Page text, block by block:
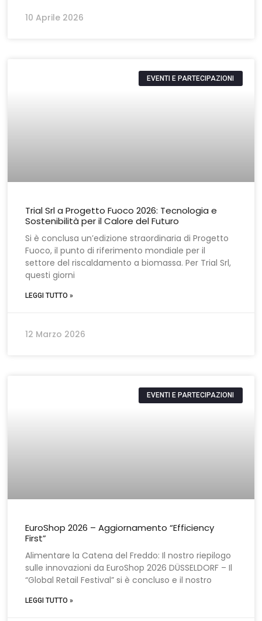
10 Aprile 2026
EVENTI E PARTECIPAZIONI
Trial Srl a Progetto Fuoco 2026: Tecnologia e
Sostenibilità per il Calore del Futuro
Si è conclusa un’edizione straordinaria di Progetto
Fuoco, il punto di riferimento mondiale per il
settore del riscaldamento a biomassa. Per Trial Srl,
questi giorni
LEGGI TUTTO »
12 Marzo 2026
EVENTI E PARTECIPAZIONI
EuroShop 2026 – Aggiornamento “Efficiency
First”
Alimentare la Catena del Freddo: Il nostro riepilogo
sulle innovazioni da EuroShop 2026 DÜSSELDORF – Il
“Global Retail Festival” si è concluso e il nostro
LEGGI TUTTO »